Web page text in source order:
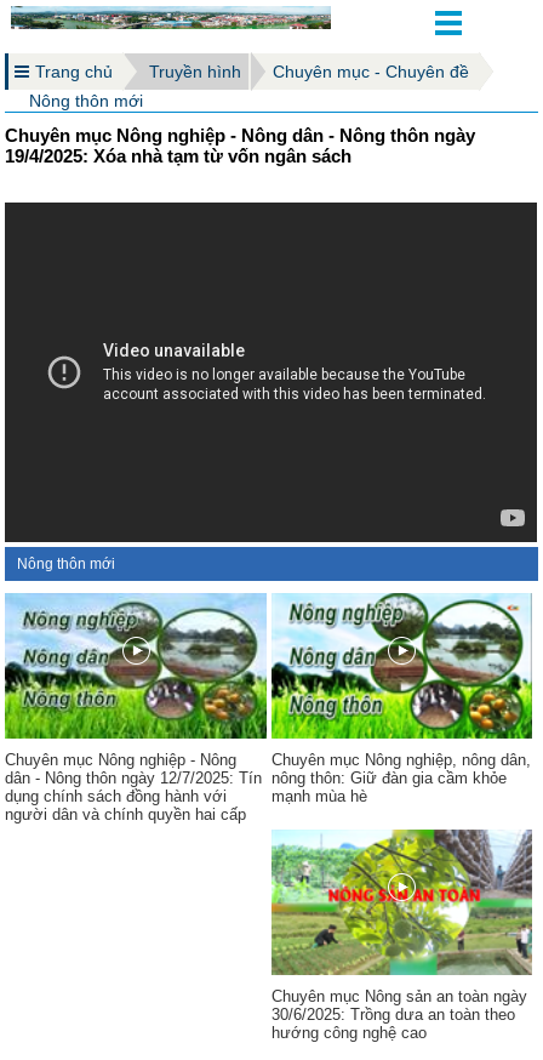
Trang chủ Truyền hình
Chuyên mục - Chuyên đề
Nông thôn mới
Chuyên mục Nông nghiệp - Nông dân - Nông thôn ngày
19/4/2025: Xóa nhà tạm từ vốn ngân sách
Nông thôn mới
Chuyên mục Nông nghiệp - Nông
dân - Nông thôn ngày 12/7/2025: Tín
dụng chính sách đồng hành với
người dân và chính quyền hai cấp
Chuyên mục Nông nghiệp, nông dân,
nông thôn: Giữ đàn gia cầm khỏe
mạnh mùa hè
Chuyên mục Nông sản an toàn ngày
30/6/2025: Trồng dưa an toàn theo
hướng công nghệ cao